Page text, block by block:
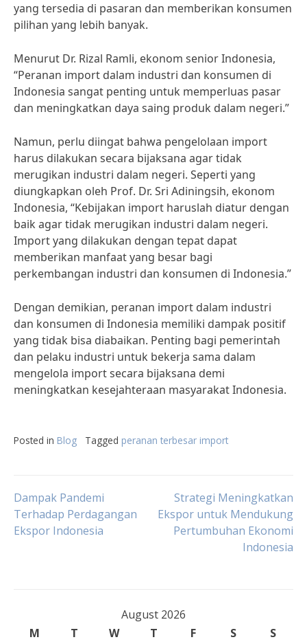
yang tersedia di pasaran dan memberikan konsumen
pilihan yang lebih banyak.
Menurut Dr. Rizal Ramli, ekonom senior Indonesia,
“Peranan import dalam industri dan konsumen di
Indonesia sangat penting untuk memperluas pasar
dan meningkatkan daya saing produk dalam negeri.”
Namun, perlu diingat bahwa pengelolaan import
harus dilakukan secara bijaksana agar tidak
merugikan industri dalam negeri. Seperti yang
diungkapkan oleh Prof. Dr. Sri Adiningsih, ekonom
Indonesia, “Kebijakan import haruslah diatur dengan
baik agar tidak merugikan industri dalam negeri.
Import yang dilakukan dengan tepat dapat
memberikan manfaat yang besar bagi
perkembangan industri dan konsumen di Indonesia.”
Dengan demikian, peranan import dalam industri
dan konsumen di Indonesia memiliki dampak positif
yang tidak bisa diabaikan. Penting bagi pemerintah
dan pelaku industri untuk bekerja sama dalam
mengelola import secara bijaksana demi
meningkatkan kesejahteraan masyarakat Indonesia.
Posted in Blog Tagged peranan terbesar import
Post
navigation
Dampak Pandemi
Terhadap Perdagangan
Ekspor Indonesia
Strategi Meningkatkan
Ekspor untuk Mendukung
Pertumbuhan Ekonomi
Indonesia
August 2026
M
T W T F S
S